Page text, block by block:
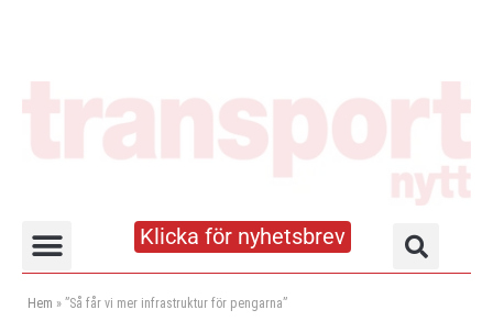
Klicka för nyhetsbrev
Hem » ”Så får vi mer infrastruktur för pengarna”